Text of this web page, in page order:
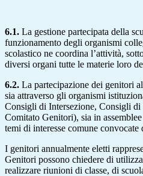
6.1. La gestione partecipata della
funzionamento degli organismi
scolastico ne coordina l’attività,
diversi organi tutte le materie loro
6.2. La partecipazione dei genitori
sia attraverso gli organismi
Consigli di Intersezione, Consigli di
Comitato Genitori), sia in
temi di interesse comune convocate
I genitori annualmente eletti
Genitori possono chiedere di
realizzare riunioni di classe, di